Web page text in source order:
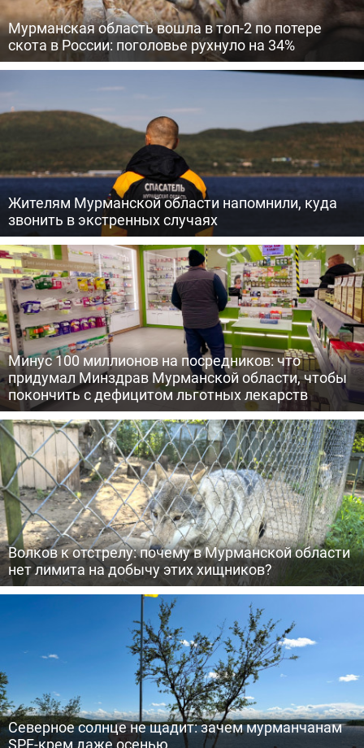
Мурманская область вошла в топ-2 по потере
скота в России: поголовье рухнуло на 34%
Жителям Мурманской области напомнили, куда
звонить в экстренных случаях
Минус 100 миллионов на посредников: что
придумал Минздрав Мурманской области, чтобы
покончить с дефицитом льготных лекарств
Волков к отстрелу: почему в Мурманской области
нет лимита на добычу этих хищников?
Северное солнце не щадит: зачем мурманчанам
SPF-крем даже осенью